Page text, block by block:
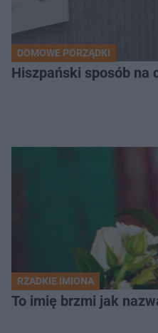
DOMOWE PORZĄDKI
Hiszpański sposób na
RZADKIE IMIONA
To imię brzmi jak